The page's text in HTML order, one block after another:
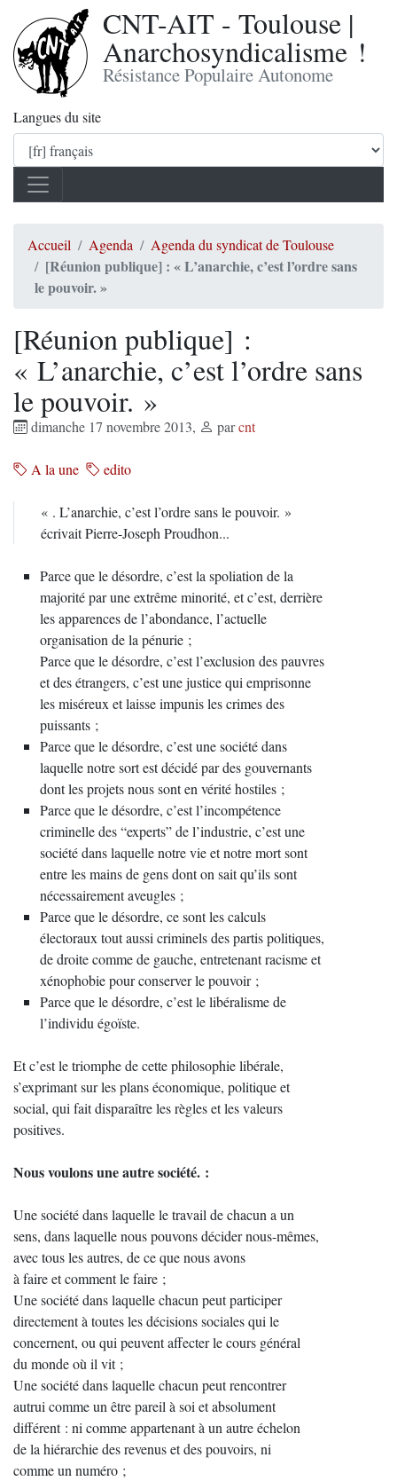
CNT-AIT - Toulouse |
Anarchosyndicalisme !
Résistance Populaire Autonome
Langues du site
Accueil Agenda Agenda du syndicat de Toulouse
[Réunion publique] : « L’anarchie, c’est l’ordre sans
le pouvoir. »
[Réunion publique] :
« L’anarchie, c’est l’ordre sans
le pouvoir. »
dimanche 17 novembre 2013, parcnt
A la une edito
« . L’anarchie, c’est l’ordre sans le pouvoir. »
écrivait Pierre-Joseph Proudhon...
Parce que le désordre, c’est la spoliation de la
majorité par une extrême minorité, et c’est, derrière
les apparences de l’abondance, l’actuelle
organisation de la pénurie ;
Parce que le désordre, c’est l’exclusion des pauvres
et des étrangers, c’est une justice qui emprisonne
les miséreux et laisse impunis les crimes des
puissants ;
Parce que le désordre, c’est une société dans
laquelle notre sort est décidé par des gouvernants
dont les projets nous sont en vérité hostiles ;
Parce que le désordre, c’est l’incompétence
criminelle des “experts” de l’industrie, c’est une
société dans laquelle notre vie et notre mort sont
entre les mains de gens dont on sait qu’ils sont
nécessairement aveugles ;
Parce que le désordre, ce sont les calculs
électoraux tout aussi criminels des partis politiques,
de droite comme de gauche, entretenant racisme et
xénophobie pour conserver le pouvoir ;
Parce que le désordre, c’est le libéralisme de
l’individu égoïste.
Et c’est le triomphe de cette philosophie libérale,
s’exprimant sur les plans économique, politique et
social, qui fait disparaître les règles et les valeurs
positives.
Nous voulons une autre société. :
Une société dans laquelle le travail de chacun a un
sens, dans laquelle nous pouvons décider nous-mêmes,
avec tous les autres, de ce que nous avons
à faire et comment le faire ;
Une société dans laquelle chacun peut participer
directement à toutes les décisions sociales qui le
concernent, ou qui peuvent affecter le cours général
du monde où il vit ;
Une société dans laquelle chacun peut rencontrer
autrui comme un être pareil à soi et absolument
différent : ni comme appartenant à un autre échelon
de la hiérarchie des revenus et des pouvoirs, ni
comme un numéro ;